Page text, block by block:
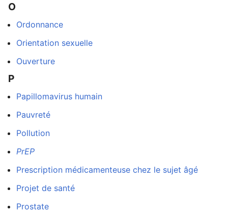
autre
O
Ordonnance
Orientation sexuelle
Ouverture
P
Papillomavirus humain
Pauvreté
Pollution
PrEP
Prescription médicamenteuse chez le sujet âgé
Projet de santé
Prostate